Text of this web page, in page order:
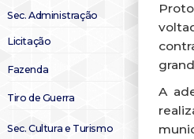
Sec. Administração
Licitação
Fazenda
Tiro de Guerra
Sec. Cultura e Turismo
A